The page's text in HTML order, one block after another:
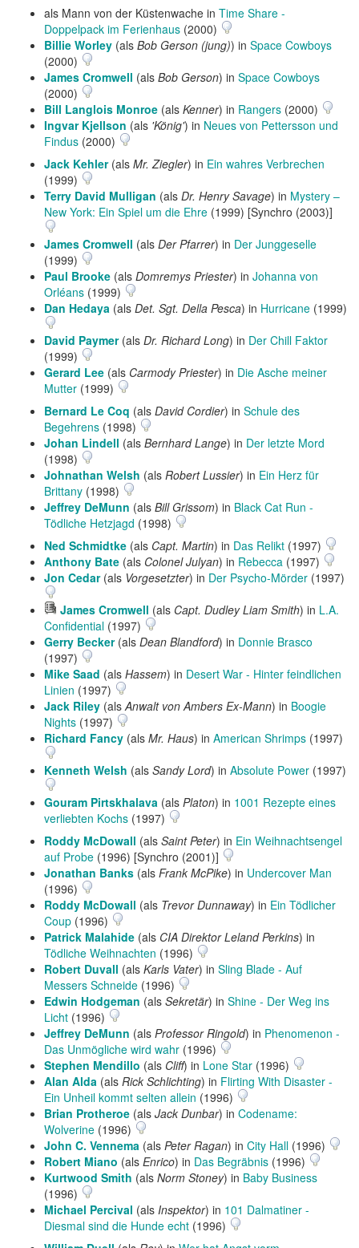
als Mann von der Küstenwache in Time Share -
Doppelpack im Ferienhaus (2000)
Billie Worley (als Bob Gerson (jung)) in Space Cowboys
(2000)
James Cromwell (als Bob Gerson) in Space Cowboys
(2000)
Bill Langlois Monroe (als Kenner) in Rangers (2000)
Ingvar Kjellson (als 'König') in Neues von Pettersson und
Findus (2000)
Jack Kehler(als Mr. Ziegler) in Ein wahres Verbrechen
(1999)
Terry David Mulligan (als Dr. Henry Savage) in Mystery –
New York: Ein Spiel um die Ehre (1999) [Synchro (2003)]
James Cromwell (als Der Pfarrer) in Der Junggeselle
(1999)
Paul Brooke (als Domremys Priester) in Johanna von
Orléans (1999)
Dan Hedaya (als Det. Sgt. Della Pesca) in Hurricane (1999)
David Paymer(als Dr. Richard Long) in Der Chill Faktor
(1999)
Gerard Lee (als Carmody Priester) in Die Asche meiner
Mutter (1999)
Bernard Le Coq (als David Cordier) in Schule des
Begehrens (1998)
Johan Lindell (als Bernhard Lange) in Der letzte Mord
(1998)
Johnathan Welsh (als Robert Lussier) in Ein Herz für
Brittany (1998)
Jeffrey DeMunn (als Bill Grissom) in Black Cat Run -
Tödliche Hetzjagd (1998)
Ned Schmidtke (als Capt. Martin) in Das Relikt (1997)
Anthony Bate (als Colonel Julyan) in Rebecca (1997)
Jon Cedar(als Vorgesetzter) in Der Psycho-Mörder (1997)
Hörprobe
abspielen
James Cromwell (als Capt. Dudley Liam Smith) in L.A.
Confidential (1997)
Gerry Becker(als Dean Blandford) in Donnie Brasco
(1997)
Mike Saad (als Hassem) in Desert War - Hinter feindlichen
Linien (1997)
Jack Riley (alsAnwalt von Ambers Ex-Mann) in Boogie
Nights (1997)
Richard Fancy (als Mr. Haus) in American Shrimps (1997)
Kenneth Welsh (als Sandy Lord) in Absolute Power (1997)
Gouram Pirtskhalava (als Platon) in 1001 Rezepte eines
verliebten Kochs (1997)
Roddy McDowall (als Saint Peter) in Ein Weihnachtsengel
auf Probe (1996) [Synchro (2001)]
Jonathan Banks (als Frank McPike) in Undercover Man
(1996)
Roddy McDowall (als Trevor Dunnaway) in Ein Tödlicher
Coup (1996)
Patrick Malahide (als CIA Direktor Leland Perkins) in
Tödliche Weihnachten (1996)
Robert Duvall (als Karls Vater) in Sling Blade - Auf
Messers Schneide (1996)
Edwin Hodgeman (als Sekretär) in Shine - Der Weg ins
Licht (1996)
Jeffrey DeMunn (als Professor Ringold) in Phenomenon -
Das Unmögliche wird wahr (1996)
Stephen Mendillo (als Cliff) in Lone Star (1996)
Alan Alda (als Rick Schlichting) in Flirting With Disaster -
Ein Unheil kommt selten allein (1996)
Brian Protheroe (als Jack Dunbar) in Codename:
Wolverine (1996)
John C. Vennema (als Peter Ragan) in City Hall (1996)
Robert Miano (als Enrico) in Das Begräbnis (1996)
Kurtwood Smith (als Norm Stoney) in Baby Business
(1996)
Michael Percival (als Inspektor) in 101 Dalmatiner -
Diesmal sind die Hunde echt (1996)